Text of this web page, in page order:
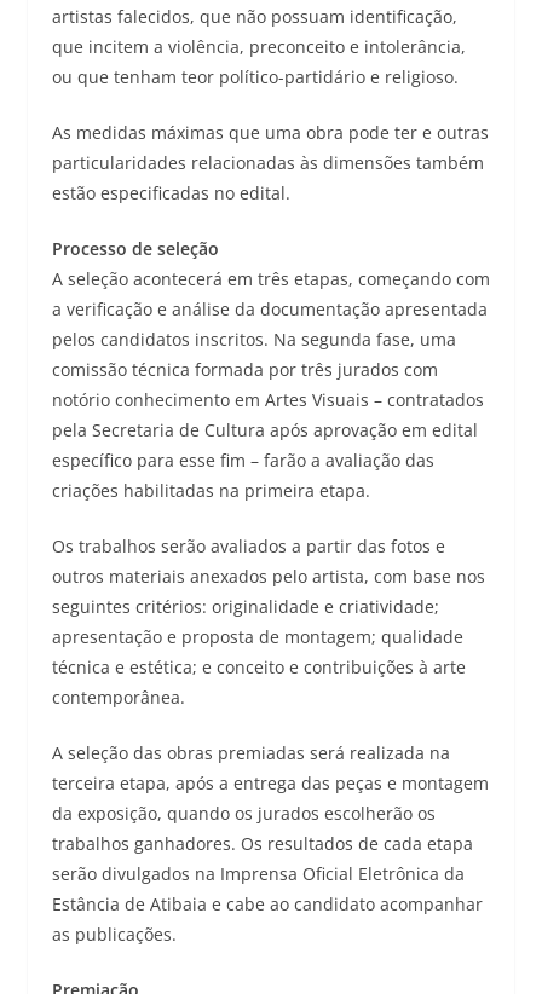
artistas falecidos, que não possuam identificação,
que incitem a violência, preconceito e intolerância,
ou que tenham teor político-partidário e religioso.
As medidas máximas que uma obra pode ter e outras
particularidades relacionadas às dimensões também
estão especificadas no edital.
Processo de seleção
A seleção acontecerá em três etapas, começando com
a verificação e análise da documentação apresentada
pelos candidatos inscritos. Na segunda fase, uma
comissão técnica formada por três jurados com
notório conhecimento em Artes Visuais – contratados
pela Secretaria de Cultura após aprovação em edital
específico para esse fim – farão a avaliação das
criações habilitadas na primeira etapa.
Os trabalhos serão avaliados a partir das fotos e
outros materiais anexados pelo artista, com base nos
seguintes critérios: originalidade e criatividade;
apresentação e proposta de montagem; qualidade
técnica e estética; e conceito e contribuições à arte
contemporânea.
A seleção das obras premiadas será realizada na
terceira etapa, após a entrega das peças e montagem
da exposição, quando os jurados escolherão os
trabalhos ganhadores. Os resultados de cada etapa
serão divulgados na Imprensa Oficial Eletrônica da
Estância de Atibaia e cabe ao candidato acompanhar
as publicações.
Premiação